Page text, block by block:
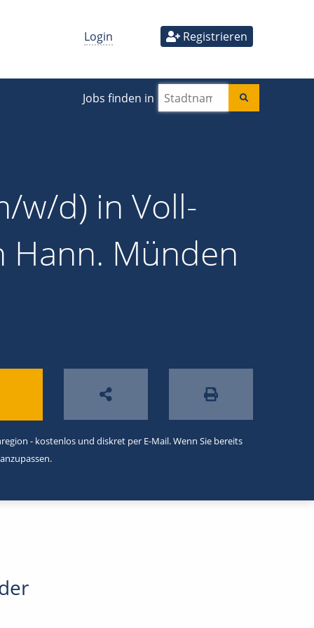
Login Registrieren
Jobs finden in
w/d) in Voll-
Hann. Münden
- kostenlos und diskret per E-Mail. Wenn Sie bereits